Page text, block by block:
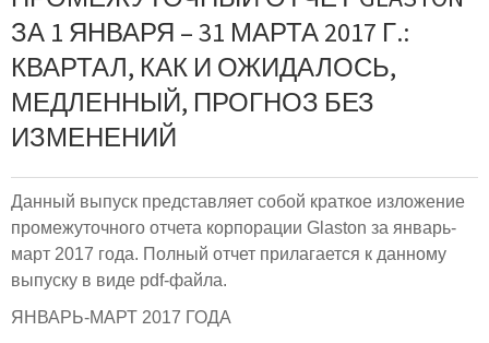
ЗА 1 ЯНВАРЯ – 31 МАРТА 2017 Г.:
КВАРТАЛ, КАК И ОЖИДАЛОСЬ,
МЕДЛЕННЫЙ, ПРОГНОЗ БЕЗ
ИЗМЕНЕНИЙ
Данный выпуск представляет собой краткое изложение
промежуточного отчета корпорации Glaston за январь-
март 2017 года. Полный отчет прилагается к данному
выпуску в виде pdf-файла.
ЯНВАРЬ-МАРТ 2017 ГОДА